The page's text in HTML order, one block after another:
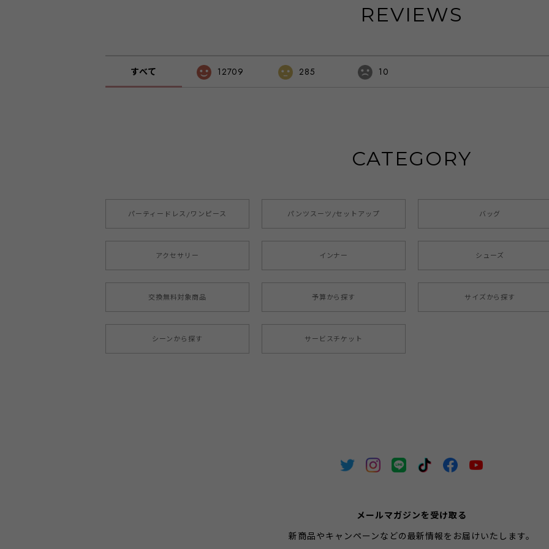
REVIEWS
すべて 12709 285 10
CATEGORY
パーティードレス/ワンピース パンツスーツ/セットアップ バッグ
アクセサリー インナー シューズ
交換無料対象商品 予算から探す サイズから探す
シーンから探す サービスチケット
メールマガジンを受け取る
新商品やキャンペーンなどの最新情報をお届けいたします。